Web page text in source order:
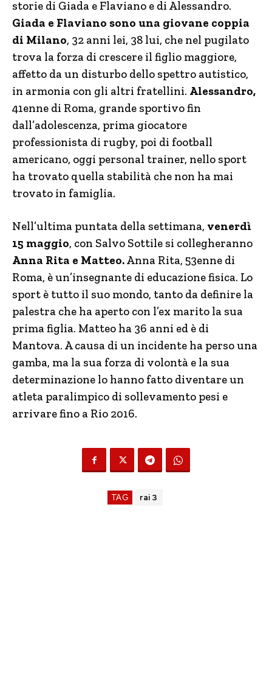
storie di Giada e Flaviano e di Alessandro.
Giada e Flaviano sono una giovane coppia
di Milano, 32 anni lei, 38 lui, che nel pugilato
trova la forza di crescere il figlio maggiore,
affetto da un disturbo dello spettro autistico,
in armonia con gli altri fratellini. Alessandro,
41enne di Roma, grande sportivo fin
dall’adolescenza, prima giocatore
professionista di rugby, poi di football
americano, oggi personal trainer, nello sport
ha trovato quella stabilità che non ha mai
trovato in famiglia.
Nell’ultima puntata della settimana, venerdì
15 maggio, con Salvo Sottile si collegheranno
Anna Rita e Matteo.Anna Rita, 53enne di
Roma, è un’insegnante di educazione fisica. Lo
sport è tutto il suo mondo, tanto da definire la
palestra che ha aperto con l’ex marito la sua
prima figlia. Matteo ha 36 anni ed è di
Mantova. A causa di un incidente ha perso una
gamba, ma la sua forza di volontà e la sua
determinazione lo hanno fatto diventare un
atleta paralimpico di sollevamento pesi e
arrivare fino a Rio 2016.
TAG rai 3